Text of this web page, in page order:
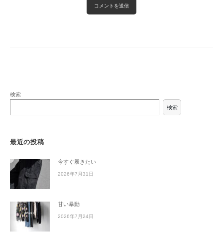
検索
検索
最近の投稿
今すぐ履きたい
2026年7月31日
甘い暴動
2026年7月24日